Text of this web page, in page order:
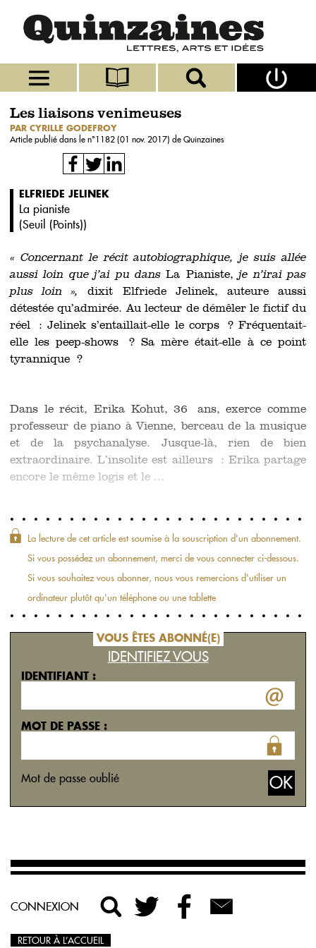
Les liaisons venimeuses
PAR CYRILLE GODEFROY
Article publié dans le n°1182 (01 nov. 2017) de Quinzaines
ELFRIEDE JELINEK
La pianiste
(Seuil (Points))
« Concernant le récit autobiographique, je suis allée
aussi loin que j’ai pu dansLa Pianiste, je n’irai pas
plus loin »,
dixit Elfriede Jelinek, auteure aussi
détestée qu’admirée. Au lecteur de démêler le fictif du
réel : Jelinek s’entaillait-elle le corps ? Fréquentait-
elle les peep-shows ? Sa mère était-elle à ce point
tyrannique ?
Dans le récit, Erika Kohut, 36 ans, exerce comme
professeur de piano à Vienne, berceau de la musique
et de la psychanalyse. Jusque-là, rien de bien
extraordinaire. L’insolite est ailleurs : Erika partage
encore le même logis et le ...
La lecture de cet article est soumise à la souscription d'un abonnement.
Si vous possédez un abonnement, merci de vous connecter ci-dessous.
Si vous souhaitez vous abonner, nous vous remercions d'utiliser un
ordinateur plutôt qu'un téléphone ou une tablette
VOUS ÊTES ABONNÉ(E)
IDENTIFIEZ VOUS
IDENTIFIANT :
MOT DE PASSE :
Mot de passe oublié
CONNEXION
RETOUR À L’ACCUEIL